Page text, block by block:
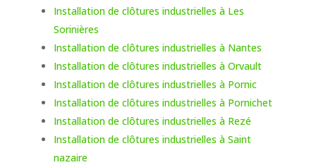
Installation de clôtures industrielles à Les
Sorinières
Installation de clôtures industrielles à Nantes
Installation de clôtures industrielles à Orvault
Installation de clôtures industrielles à Pornic
Installation de clôtures industrielles à Pornichet
Installation de clôtures industrielles à Rezé
Installation de clôtures industrielles à Saint
nazaire